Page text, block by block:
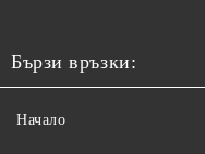
Бързи връзки:
Начало